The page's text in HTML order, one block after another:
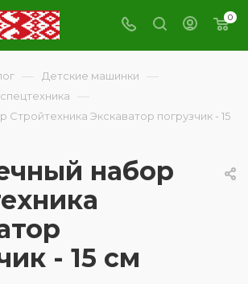
0
— Детские машинки —
—
Экскаватор погрузчик - 15
набор
- 15 см